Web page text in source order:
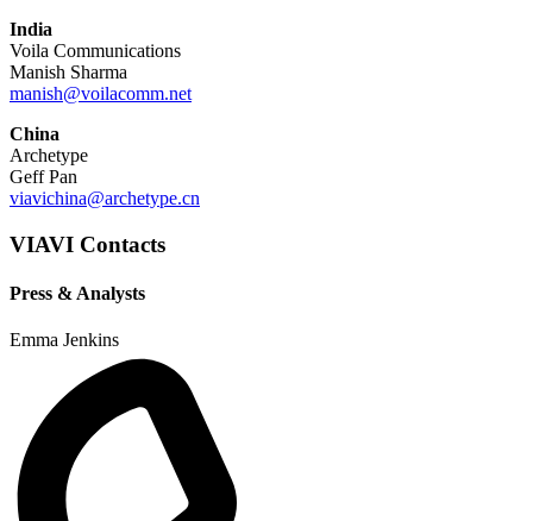
India
Voila Communications
Manish Sharma
manish@voilacomm.net
China
Archetype
Geff Pan
viavichina@archetype.cn
VIAVI Contacts
Press & Analysts
Emma Jenkins